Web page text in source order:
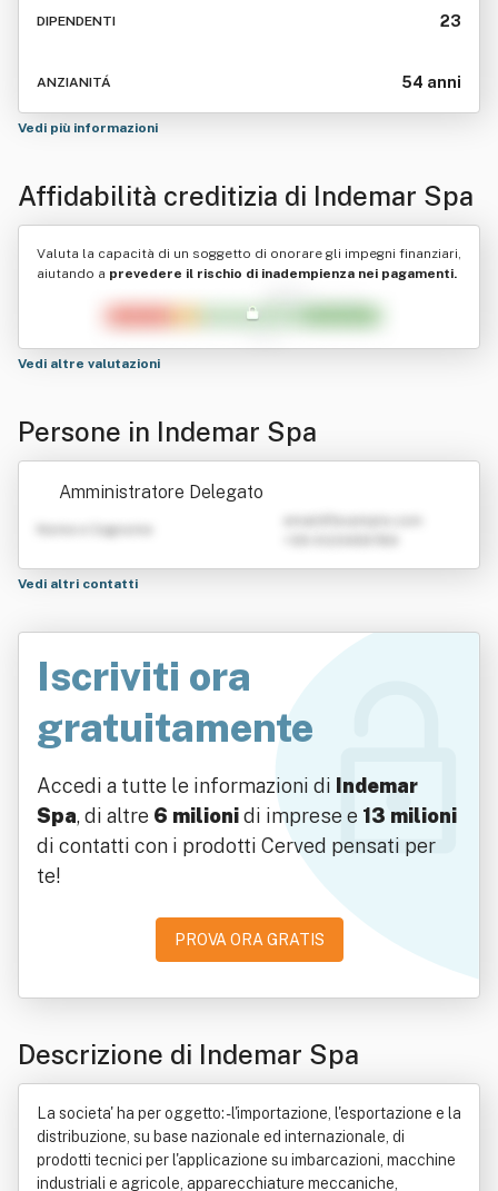
DIPENDENTI 23
ANZIANITÁ 54 anni
Vedi più informazioni
Affidabilità creditizia di Indemar Spa
Valuta la capacità di un soggetto di onorare gli impegni finanziari,
aiutando a prevedere il rischio di inadempienza nei pagamenti.
Vedi altre valutazioni
Persone in Indemar Spa
Amministratore Delegato
Nome e Cognome
Vedi altri contatti
Iscriviti ora
gratuitamente
Accedi a tutte le informazioni di Indemar
Spa, di altre 6 milionidi imprese e 13 milioni
di contatti con i prodotti Cerved pensati per
te!
PROVA ORA GRATIS
Descrizione di Indemar Spa
La societa' ha per oggetto: - l'importazione, l'esportazione e la
distribuzione, su base nazionale ed internazionale, di
prodotti tecnici per l'applicazione su imbarcazioni, macchine
industriali e agricole, apparecchiature meccaniche,